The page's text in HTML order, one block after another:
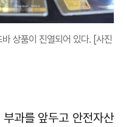
상품이 진열되어 있다. [사진
과를 앞두고 안전자산